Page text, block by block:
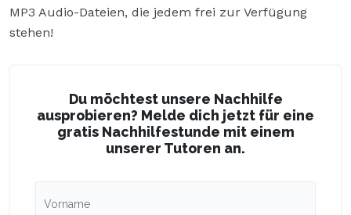
MP3 Audio-Dateien, die jedem frei zur Verfügung
stehen!
Du möchtest unsere Nachhilfe
ausprobieren? Melde dich jetzt für eine
gratis Nachhilfestunde mit einem
unserer Tutoren an.